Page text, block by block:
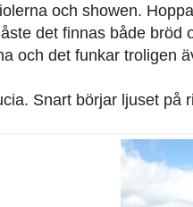
och showen.
det finnas både bröd
och det funkar troligen
Snart börjar ljuset på